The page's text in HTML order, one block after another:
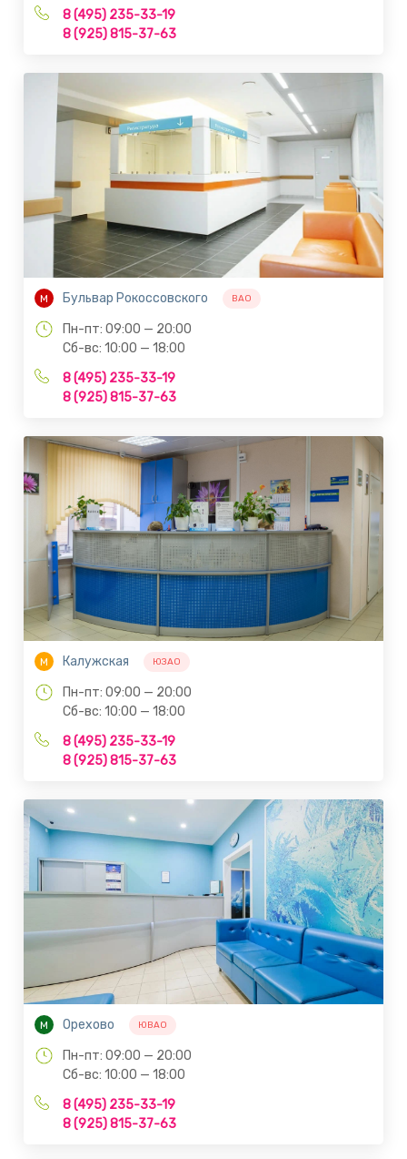
8 (495) 235-33-19
8 (925) 815-37-63
М Бульвар Рокоссовского ВАО
Пн-пт: 09:00 — 20:00
Сб-вс: 10:00 — 18:00
8 (495) 235-33-19
8 (925) 815-37-63
М Калужская ЮЗАО
Пн-пт: 09:00 — 20:00
Сб-вс: 10:00 — 18:00
8 (495) 235-33-19
8 (925) 815-37-63
М Орехово ЮВАО
Пн-пт: 09:00 — 20:00
Сб-вс: 10:00 — 18:00
8 (495) 235-33-19
8 (925) 815-37-63